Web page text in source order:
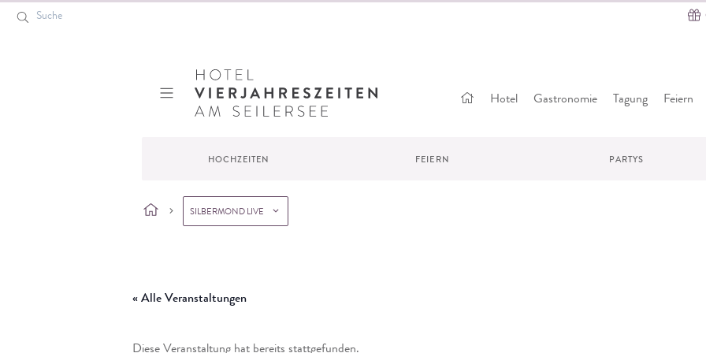
Suche
Hotel VierJahreszeiten Startseite
Hotel Gastronomie Tagung Feiern
HOCHZEITEN FEIERN PARTYS
SILBERMOND LIVE
« Alle Veranstaltungen
Diese Veranstaltung hat bereits stattgefunden.